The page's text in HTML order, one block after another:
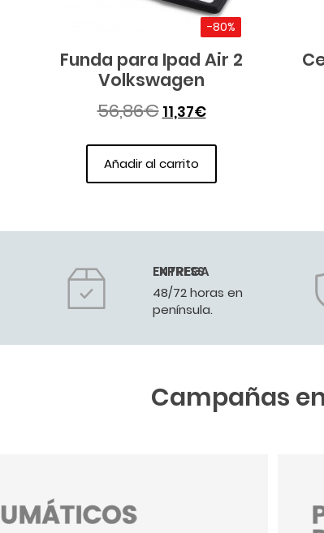
-80%
Funda para Ipad Air 2
Volkswagen
56,86€ 11,37€
Añadir al carrito
ENTREGA EXPRESS
48/72 horas en
península.
Campañas